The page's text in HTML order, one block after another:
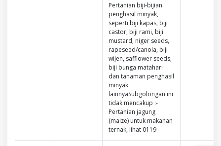
Pertanian biji-bijian
penghasil minyak,
seperti biji kapas, biji
castor, biji rami, biji
mustard, niger seeds,
rapeseed/canola, biji
wijen, safflower seeds,
biji bunga matahari
dan tanaman penghasil
minyak
lainnyaSubgolongan ini
tidak mencakup :-
Pertanian jagung
(maize) untuk makanan
ternak, lihat 0119